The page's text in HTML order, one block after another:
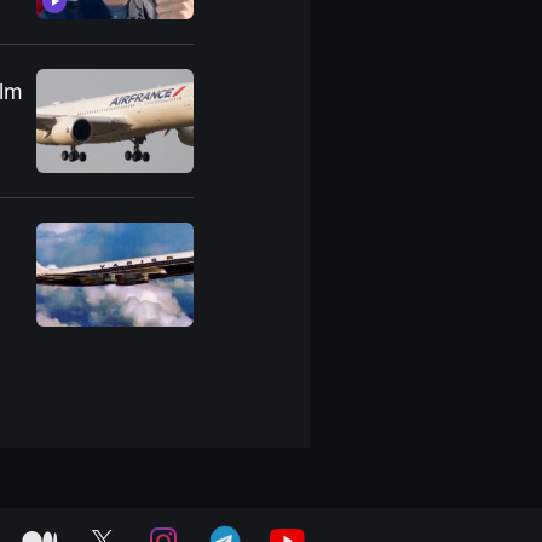
twitter instagram telegram youtube